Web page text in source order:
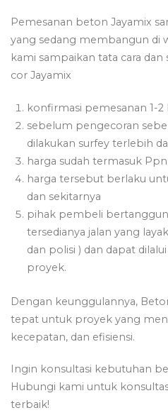
Pemesanan beton Jayamix
yang sedang membangun di
kami sampaikan tata cara
cor Jayamix
konfirmasi pemesanan 1-
sebelum pengecoran
dilakukan surfey terlebih
harga sudah termasuk Ppn
harga tersebut berlaku
dan sekitarnya
pihak pembeli
tersedianya jalan yang
dan polisi ) dan dapat
proyek.
Dengan keunggulannya,
tepat untuk proyek yang
kecepatan, dan efisiensi.
Ingin konsultasi kebutuhan
Hubungi kami untuk
terbaik!